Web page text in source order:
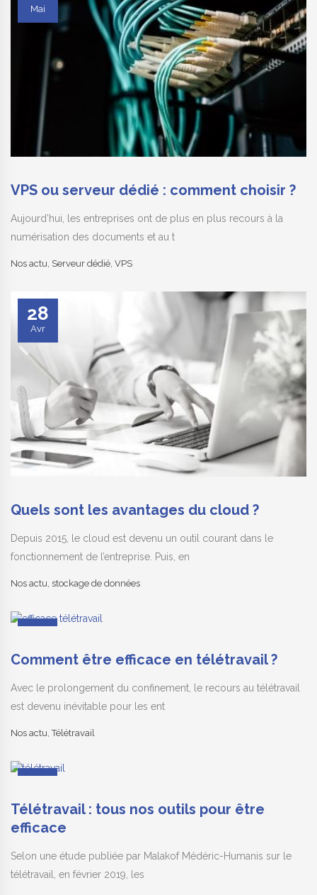
Mai
VPS ou serveur dédié : comment choisir ?
Aujourd’hui, les entreprises ont de plus en plus recours à la
numérisation des documents et au t
Nos actu, Serveur dédié, VPS
28
Avr
Quels sont les avantages du cloud ?
Depuis 2015, le cloud est devenu un outil courant dans le
fonctionnement de l’entreprise. Puis, en
Nos actu, stockage de données
01
Comment être efficace en télétravail ?
Avec le prolongement du confinement, le recours au télétravail
est devenu inévitable pour les ent
Nos actu,Télétravail
16
Télétravail : tous nos outils pour être
efficace
Selon une étude publiée par Malakof Médéric-Humanis sur le
télétravail, en février 2019, les